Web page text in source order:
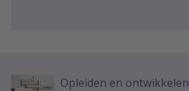
Opleiden en ontwikkelen